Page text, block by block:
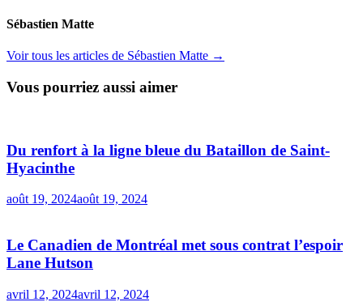
Sébastien Matte
Voir tous les articles de Sébastien Matte →
Vous pourriez aussi aimer
Du renfort à la ligne bleue du Bataillon de Saint-
Hyacinthe
août 19, 2024août 19, 2024
Le Canadien de Montréal met sous contrat l’espoir
Lane Hutson
avril 12, 2024avril 12, 2024